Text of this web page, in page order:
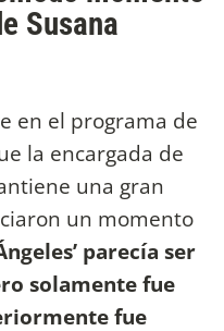
Susana
en el programa de
la encargada de
una gran
un momento
parecía ser
solamente fue
fue